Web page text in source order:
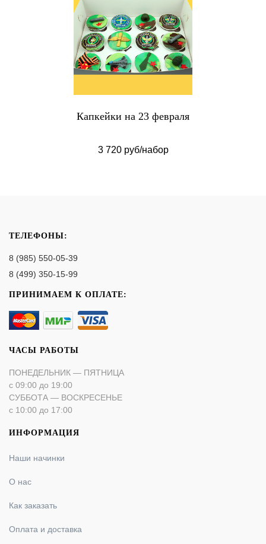
Капкейки на 23 февраля
3 720 руб/набор
ТЕЛЕФОНЫ:
8 (985) 550-05-39
8 (499) 350-15-99
ПРИНИМАЕМ К ОПЛАТЕ:
ЧАСЫ РАБОТЫ
ПОНЕДЕЛЬНИК — ПЯТНИЦА
с 09:00 до 19:00
СУББОТА — ВОСКРЕСЕНЬЕ
с 10:00 до 17:00
ИНФОРМАЦИЯ
Наши начинки
О нас
Как заказать
Оплата и доставка